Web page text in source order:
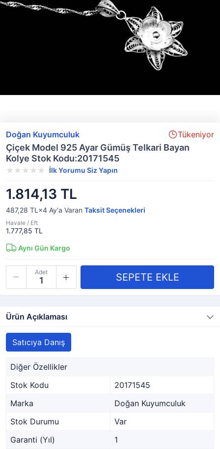
Doğan Kuyumculuk Tükeniyor
Çiçek Model 925 Ayar Gümüş Telkari Bayan
Kolye Stok Kodu:20171545
İlk Yorumu Siz Yapın
1.814,13 TL
487,28 TL×4 Ay'a Varan Taksit Seçenekleri
Havale / Eft
1.777,85 TL
Aynı Gün Kargo
Adet
Ürün Açıklaması
Satıcıya Danış
Diğer Özellikler
Stok Kodu
20171545
Marka
Doğan Kuyumculuk
Stok Durumu
Var
Garanti (Yıl)
1